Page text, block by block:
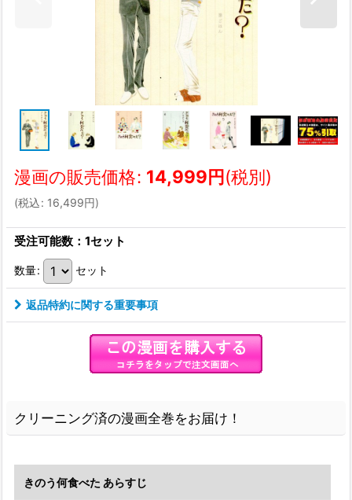
漫画の販売価格: 14,999円(税別)
(税込: 16,499円)
受注可能数：1セット
数量: セット
返品特約に関する重要事項
クリーニング済の漫画全巻をお届け！
きのう何食べた あらすじ